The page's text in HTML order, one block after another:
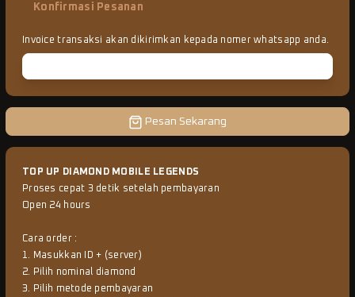
Konfirmasi Pesanan
Invoice transaksi akan dikirimkan kepada nomer whatsapp anda.
Pesan Sekarang
TOP UP DIAMOND MOBILE LEGENDS
Proses cepat 3 detik setelah pembayaran
Open 24 hours
Cara order :
1. Masukkan ID + (server)
2. Pilih nominal diamond
3. Pilih metode pembayaran